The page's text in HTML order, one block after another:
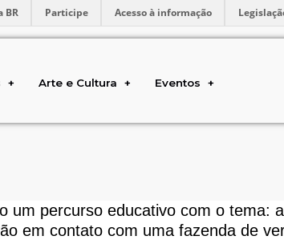
BR Participe Acesso à informação
Arte e Cultura Eventos
um percurso educativo com o tema:
em contato com uma fazenda de